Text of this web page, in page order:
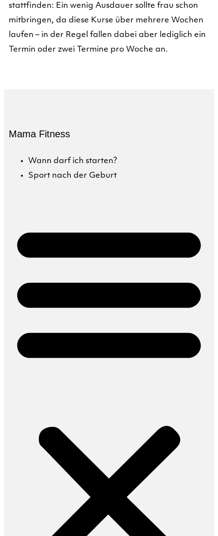
stattfinden: Ein wenig Ausdauer sollte frau schon
mitbringen, da diese Kurse über mehrere Wochen
laufen – in der Regel fallen dabei aber lediglich ein
Termin oder zwei Termine pro Woche an.
Mama Fitness
Wann darf ich starten?
Sport nach der Geburt